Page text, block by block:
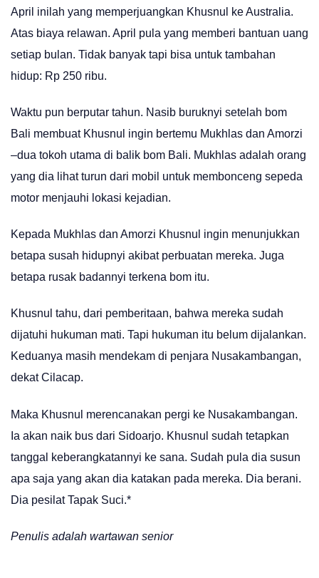
April inilah yang memperjuangkan Khusnul ke Australia.
Atas biaya relawan. April pula yang memberi bantuan uang
setiap bulan. Tidak banyak tapi bisa untuk tambahan
hidup: Rp 250 ribu.
Waktu pun berputar tahun. Nasib buruknyi setelah bom
Bali membuat Khusnul ingin bertemu Mukhlas dan Amorzi
–dua tokoh utama di balik bom Bali. Mukhlas adalah orang
yang dia lihat turun dari mobil untuk membonceng sepeda
motor menjauhi lokasi kejadian.
Kepada Mukhlas dan Amorzi Khusnul ingin menunjukkan
betapa susah hidupnyi akibat perbuatan mereka. Juga
betapa rusak badannyi terkena bom itu.
Khusnul tahu, dari pemberitaan, bahwa mereka sudah
dijatuhi hukuman mati. Tapi hukuman itu belum dijalankan.
Keduanya masih mendekam di penjara Nusakambangan,
dekat Cilacap.
Maka Khusnul merencanakan pergi ke Nusakambangan.
Ia akan naik bus dari Sidoarjo. Khusnul sudah tetapkan
tanggal keberangkatannyi ke sana. Sudah pula dia susun
apa saja yang akan dia katakan pada mereka. Dia berani.
Dia pesilat Tapak Suci.*
Penulis adalah wartawan senior